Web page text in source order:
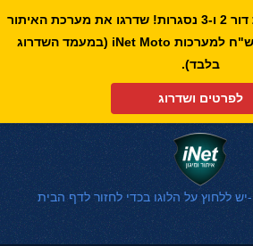
הודעה חשובה: רשתות דור 2 ו-3 נסגרות! שדרגו את מערכת האיתור
לדור 4 בזיכוי של 1,010 ש"ח למערכות iNet Moto (במעמד השדרוג
בלבד).
לפרטים ושדרוג
יש ללחוץ על הלוגו בכדי לחזור לדף הבית